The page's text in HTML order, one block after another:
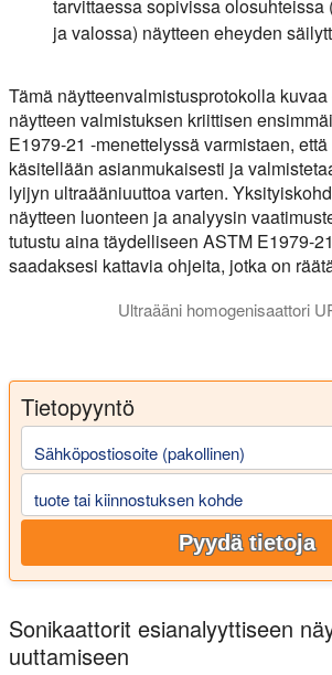
tarvittaessa sopivissa olosuhteissa
ja valossa) näytteen eheyden
Tämä näytteenvalmistusprotokolla
näytteen valmistuksen kriittisen
E1979-21 -menettelyssä varmistaen,
käsitellään asianmukaisesti ja
lyijyn ultraääniuuttoa varten.
näytteen luonteen ja analyysin
tutustu aina täydelliseen ASTM E1979-
saadaksesi kattavia ohjeita, jotka on
Ultraääni homogenisaattori
Tietopyyntö
Sähköpostiosoite (pakollinen)
tuote tai kiinnostuksen kohde
Pyydä tietoja
Sonikaattorit esianalyyttiseen
uuttamiseen